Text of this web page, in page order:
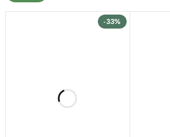
-33%